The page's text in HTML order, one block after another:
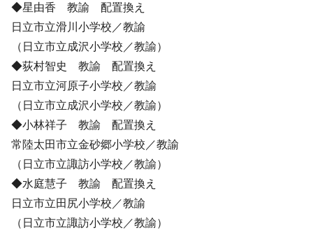
◆星由香 教諭 配置換え
日立市立滑川小学校／教諭
（日立市立成沢小学校／教諭）
◆荻村智史 教諭 配置換え
日立市立河原子小学校／教諭
（日立市立成沢小学校／教諭）
◆小林祥子 教諭 配置換え
常陸太田市立金砂郷小学校／教諭
（日立市立諏訪小学校／教諭）
◆水庭慧子 教諭 配置換え
日立市立田尻小学校／教諭
（日立市立諏訪小学校／教諭）